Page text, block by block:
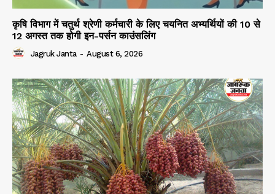
कृषि विभाग में चतुर्थ श्रेणी कर्मचारी के लिए चयनित अभ्यर्थियों की 10 से
12 अगस्त तक होगी इन-पर्सन काउंसलिंग
Jagruk Janta - August 6, 2026